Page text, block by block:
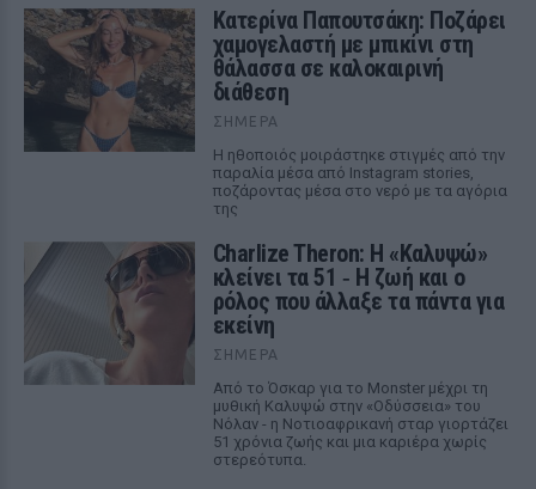
Κατερίνα Παπουτσάκη: Ποζάρει
χαμογελαστή με μπικίνι στη
θάλασσα σε καλοκαιρινή
διάθεση
ΣΉΜΕΡΑ
Η ηθοποιός μοιράστηκε στιγμές από την
παραλία μέσα από Instagram stories,
ποζάροντας μέσα στο νερό με τα αγόρια
της
Charlize Theron: Η «Καλυψώ»
κλείνει τα 51 ‑ H ζωή και ο
ρόλος που άλλαξε τα πάντα για
εκείνη
ΣΉΜΕΡΑ
Από το Όσκαρ για το Monster μέχρι τη
μυθική Καλυψώ στην «Οδύσσεια» του
Νόλαν - η Νοτιοαφρικανή σταρ γιορτάζει
51 χρόνια ζωής και μια καριέρα χωρίς
στερεότυπα.